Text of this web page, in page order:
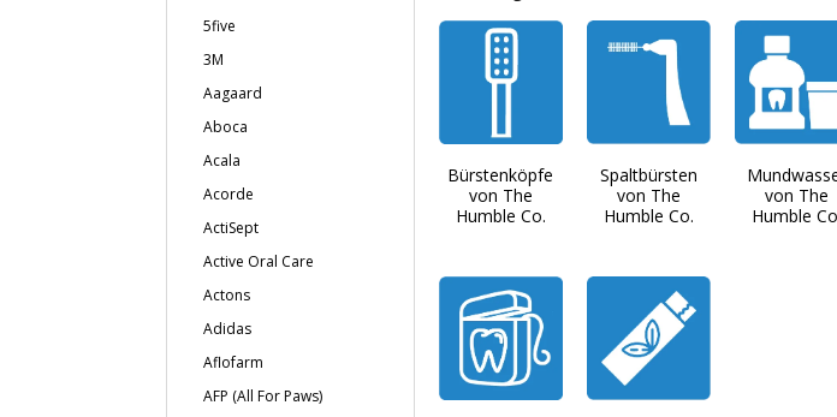
5five
3M
Aagaard
Aboca
Acala
Acorde
ActiSept
Active Oral Care
Actons
Adidas
Aflofarm
AFP (All For Paws)
Bürstenköpfe
von The
Humble Co.
Spaltbürsten
von The
Humble Co.
von The
Humble